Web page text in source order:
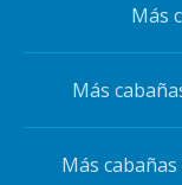
Más
Más
Más